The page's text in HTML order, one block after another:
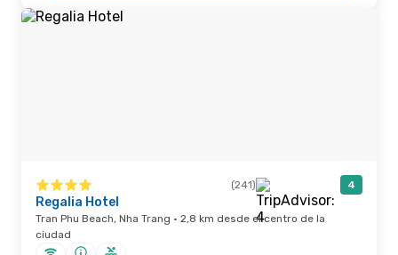
(241) 4
Regalia Hotel
Tran Phu Beach, Nha Trang · 2,8 km desde el centro de la
ciudad